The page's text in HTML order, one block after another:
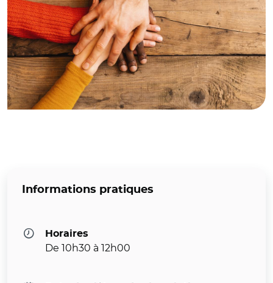
Informations pratiques
Horaires
De 10h30 à 12h00